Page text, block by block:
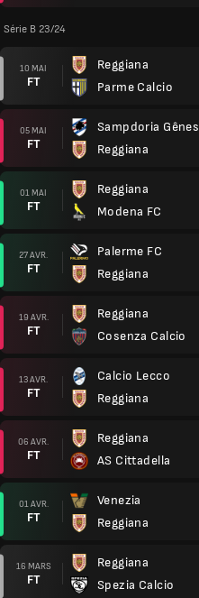
Série B 23/24
10 MAI
FT
Reggiana
Parme Calcio
05 MAI
FT
Sampdoria Gênes
Reggiana
01 MAI
FT
Reggiana
Modena FC
27 AVR.
FT
Palerme FC
Reggiana
19 AVR.
FT
Reggiana
Cosenza Calcio
13 AVR.
FT
Calcio Lecco
Reggiana
06 AVR.
FT
Reggiana
AS Cittadella
01 AVR.
FT
Venezia
Reggiana
16 MARS
FT
Reggiana
Spezia Calcio